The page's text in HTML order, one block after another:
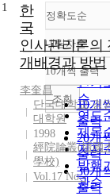
정확도순
정확
순
인기
순
연도
제목
저자
발행
관순
내림차순
내림
10개씩 출력
10개
출력
20개
출력
30개
출력
조회
1
한
국
인사관리론의
개배경과 방법
李奎昌
단국대학교 경
대학원
1998
經院論叢(壇國
學校)
Vol.17 No.-